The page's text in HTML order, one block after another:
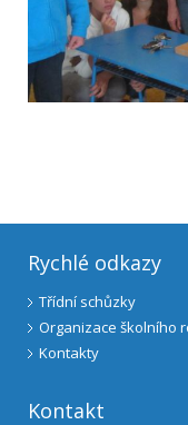
Rychlé odkazy
Třídní schůzky
Organizace školního
Kontakty
Kontakt